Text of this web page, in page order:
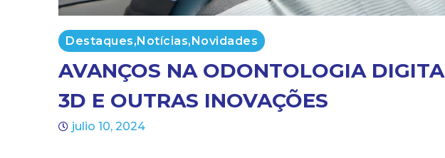
Destaques,Notícias,Novidades
AVANÇOS NA ODONTOLOGIA
3D E OUTRAS INOVAÇÕES
julio 10, 2024